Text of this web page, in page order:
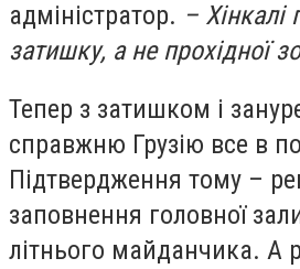
адміністратор. – Хінкалі
затишку, а не прохідної
Тепер з затишком і
справжню Грузію все в
Підтвердження тому –
заповнення головної
літнього майданчика. А